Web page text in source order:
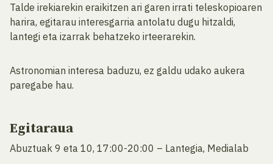
Talde irekiarekin eraikitzen ari garen irrati teleskopioaren
harira, egitarau interesgarria antolatu dugu hitzaldi,
lantegi eta izarrak behatzeko irteerarekin.
Astronomian interesa baduzu, ez galdu udako aukera
paregabe hau.
Egitaraua
Abuztuak 9 eta 10, 17:00-20:00 – Lantegia, Medialab